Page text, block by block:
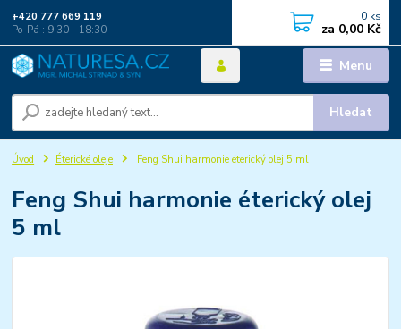
Menu
Hledat
+420 777 669 119
Po-Pá : 9:30 - 18:30
0 ks
za 0,00 Kč
Úvod Éterické oleje Feng Shui harmonie éterický olej 5 ml
Feng Shui harmonie éterický olej
5 ml